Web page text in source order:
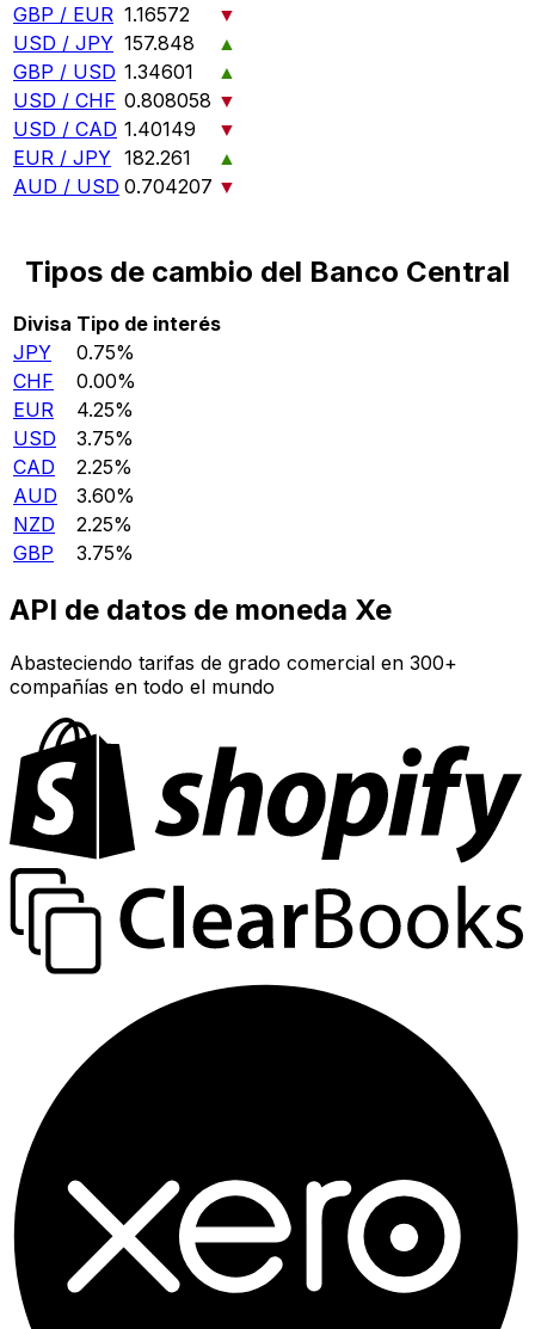
GBP / EUR 1.16572
▼
USD / JPY 157.848
▲
GBP / USD 1.34601
▲
USD / CHF 0.808058 ▼
USD / CAD 1.40149
▼
EUR / JPY 182.261
▲
AUD / USD 0.704207 ▼
Tipos de cambio del Banco Central
Divisa Tipo de interés
JPY
0.75%
CHF
0.00%
EUR
4.25%
USD
3.75%
CAD
2.25%
AUD
3.60%
NZD
2.25%
GBP
3.75%
API de datos de moneda Xe
Abasteciendo tarifas de grado comercial en 300+
compañías en todo el mundo